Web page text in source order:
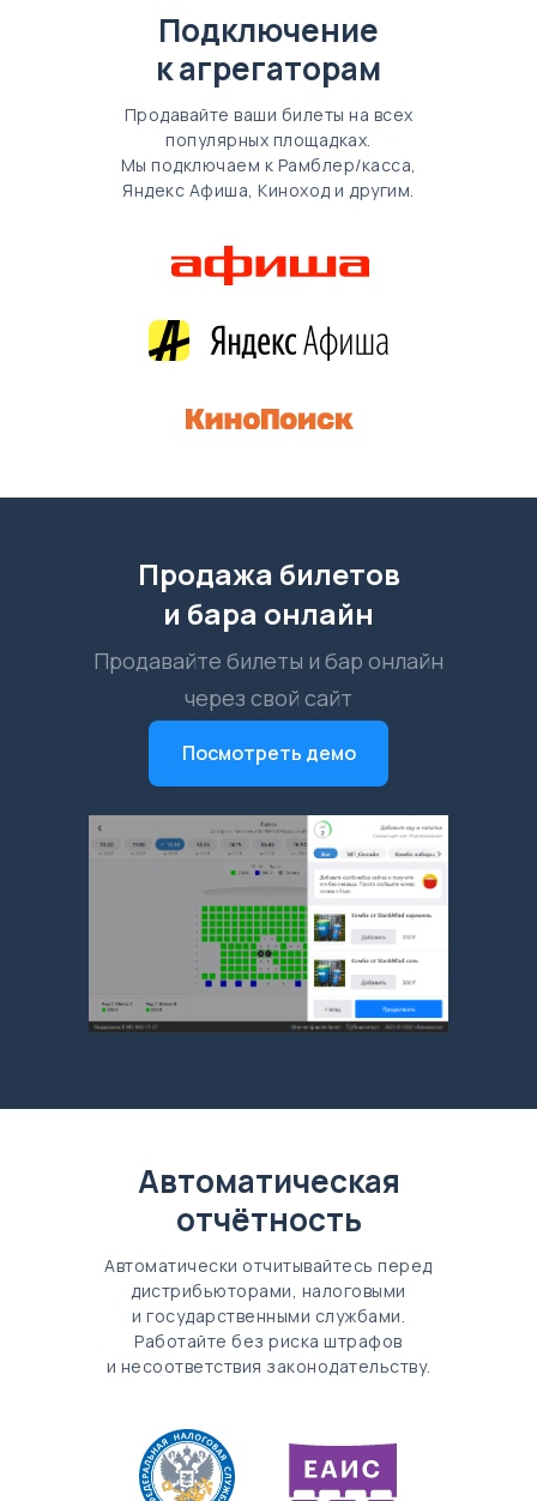
Подключение
к агрегаторам
Продавайте ваши билеты на всех
популярных площадках.
Мы подключаем к Рамблер/касса,
Яндекс Афиша, Киноход и другим.
Продажа билетов
и бара онлайн
Продавайте билеты и бар онлайн
через свой сайт
Посмотреть демо
Автоматическая
отчётность
Автоматически отчитывайтесь перед
дистрибьюторами, налоговыми
и государственными службами.
Работайте без риска штрафов
и несоответствия законодательству.